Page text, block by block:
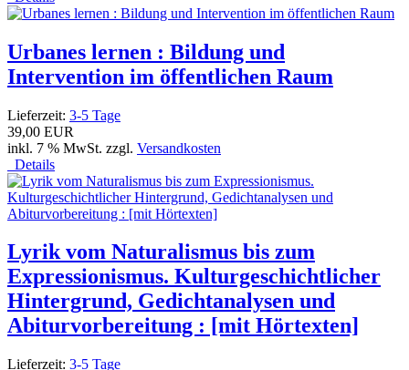
Urbanes lernen : Bildung und
Intervention im öffentlichen Raum
Lieferzeit: 3-5 Tage
39,00 EUR
inkl. 7 % MwSt. zzgl. Versandkosten
Details
Lyrik vom Naturalismus bis zum
Expressionismus. Kulturgeschichtlicher
Hintergrund, Gedichtanalysen und
Abiturvorbereitung : [mit Hörtexten]
Lieferzeit: 3-5 Tage